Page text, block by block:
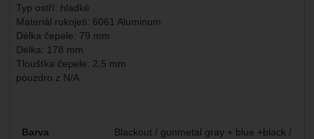
Typ ostří: hladké
Materiál rukojeti: 6061 Aluminum
Délka čepele: 79 mm
Délka: 178 mm
Tloušťka čepele: 2,5 mm
pouzdro z N/A
Parametry
Barva
Blackout / gunmetal gray + blue +black /